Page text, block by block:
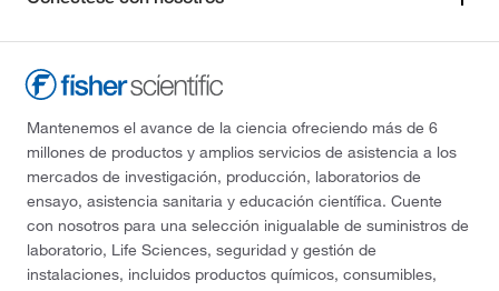
Mantenemos el avance de la ciencia ofreciendo más de 6
millones de productos y amplios servicios de asistencia a los
mercados de investigación, producción, laboratorios de
ensayo, asistencia sanitaria y educación científica. Cuente
con nosotros para una selección inigualable de suministros de
laboratorio, Life Sciences, seguridad y gestión de
instalaciones, incluidos productos químicos, consumibles,